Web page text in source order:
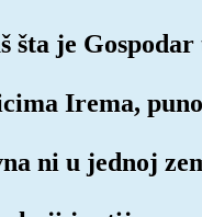
šta je
Irema,
ni u jednoj